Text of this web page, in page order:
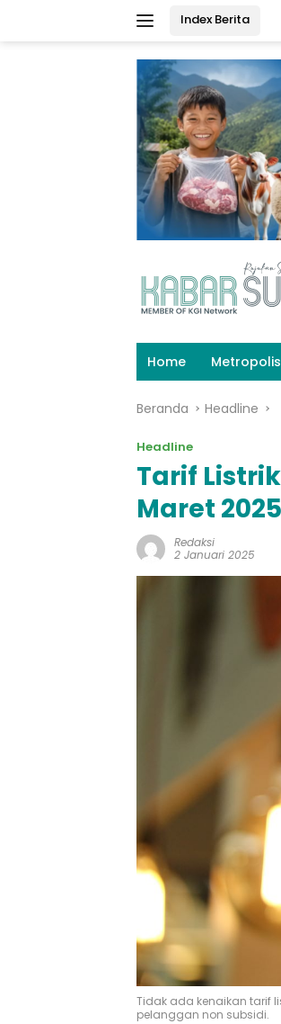
Index Berita
Home Metropolis
Beranda Headline
Headline
Tarif
Maret
Redaksi
2 Januari 2025
Tidak ada kenaikan tarif
pelanggan non subsidi.